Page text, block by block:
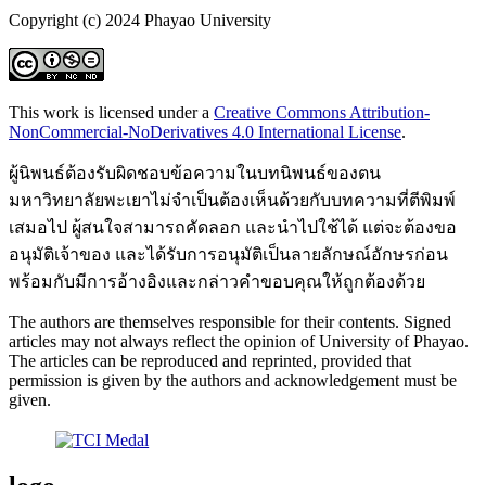
Copyright (c) 2024 Phayao University
This work is licensed under a Creative Commons Attribution-
NonCommercial-NoDerivatives 4.0 International License.
ผู้นิพนธ์ต้องรับผิดชอบข้อความในบทนิพนธ์ของตน
มหาวิทยาลัยพะเยาไม่จำเป็นต้องเห็นด้วยกับบทความที่ตีพิมพ์
เสมอไป ผู้สนใจสามารถคัดลอก และนำไปใช้ได้ แต่จะต้องขอ
อนุมัติเจ้าของ และได้รับการอนุมัติเป็นลายลักษณ์อักษรก่อน
พร้อมกับมีการอ้างอิงและกล่าวคำขอบคุณให้ถูกต้องด้วย
The authors are themselves responsible for their contents. Signed
articles may not always reflect the opinion of University of Phayao.
The articles can be reproduced and reprinted, provided that
permission is given by the authors and acknowledgement must be
given.